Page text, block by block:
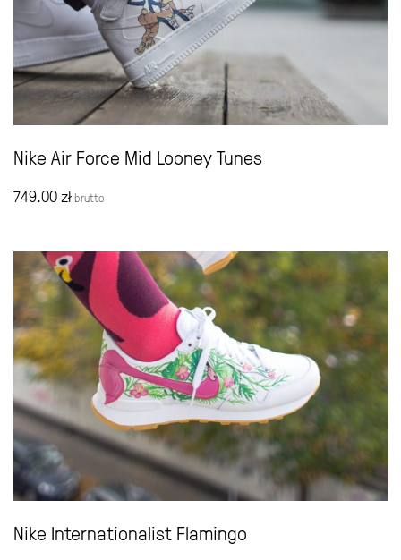
Nike Air Force Mid Looney Tunes
749.00zł brutto
Nike Internationalist Flamingo